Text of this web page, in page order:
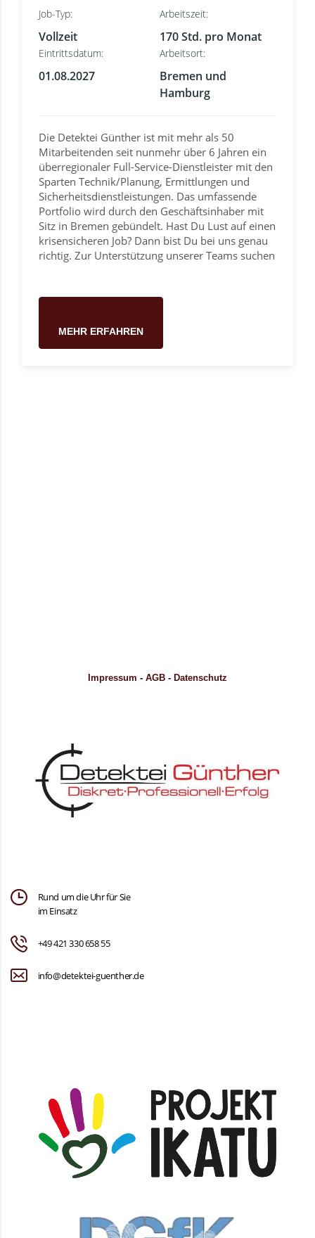
Job-Typ:
Vollzeit
Arbeitszeit:
170 Std. pro Monat
Eintrittsdatum:
01.08.2027
Arbeitsort:
Bremen und
Hamburg
Die Detektei Günther ist mit mehr als 50
Mitarbeitenden seit nunmehr über 6 Jahren ein
überregionaler Full-Service-Dienstleister mit den
Sparten Technik/Planung, Ermittlungen und
Sicherheitsdienstleistungen. Das umfassende
Portfolio wird durch den Geschäftsinhaber mit
Sitz in Bremen gebündelt. Hast Du Lust auf einen
krisensicheren Job? Dann bist Du bei uns genau
richtig. Zur Unterstützung unserer Teams suchen
MEHR ERFAHREN
Impressum - AGB - Datenschutz
Rund um die Uhr für Sie
im Einsatz
+49 421 330 658 55
info@detektei-guenther.de